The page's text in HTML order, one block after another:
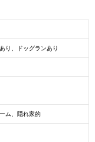
り、ドッグランあり
ム、隠れ家的